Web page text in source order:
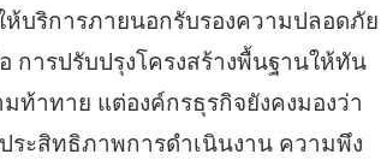
บริการภายนอกรับรองความปลอดภัย
การปรับปรุงโครงสร้างพื้นฐานให้ทัน
าทาย แต่องค์กรธุรกิจยังคงมองว่า
ระสิทธิภาพการดําเนินงาน ความพึง